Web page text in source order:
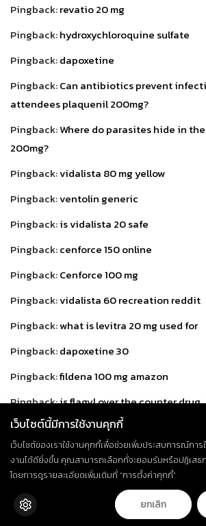
Pingback:revatio 20 mg
Pingback:hydroxychloroquine sulfate
Pingback:dapoxetine
Pingback:Can antibiotics prevent
attendees plaquenil 200mg?
Pingback:Where do parasites hide in
200mg?
Pingback:vidalista 80 mg yellow
Pingback:ventolin generic
Pingback:is vidalista 20 safe
Pingback:cenforce 150 online
Pingback:Cenforce 100 mg
Pingback:vidalista 60 recreation reddit
Pingback:what is levitra 20 mg used for
Pingback:dapoxetine 30
Pingback:fildena 100 mg amazon
Pingback:is flagyl over the counter drug
Pingback:gabapentin side effects weight
Pingback: buy atorvastatin 20 mg
Pingback:levitra from canada
Pingback:
Zithromax over the counter usa
เว็บไซต์นี้มีการใช้งานคุกกี้
เว็บไซต์ของเราใช้งานคุกกี้เพื่อช่วยเพิ่มประสบการณ์การ
งานได้ดียิ่งขึ้น คุณสามารถเลือกที่จะยอมรับหรือปฏิเสธ
โดยการดูรายละเอียดเพิ่มเติมที่ “การตั้งค่าคุกกี้”
ยกเลิก